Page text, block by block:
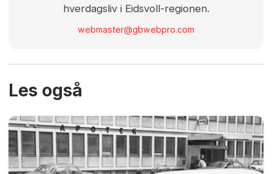
hverdagsliv i Eidsvoll-regionen.
webmaster@gbwebpro.com
Les også